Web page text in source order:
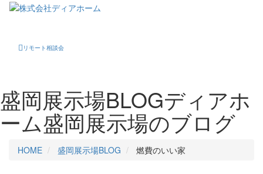
リモート相談会
盛岡展示場BLOGディアホ
ーム盛岡展示場のブログ
HOME 盛岡展示場BLOG 燃費のいい家